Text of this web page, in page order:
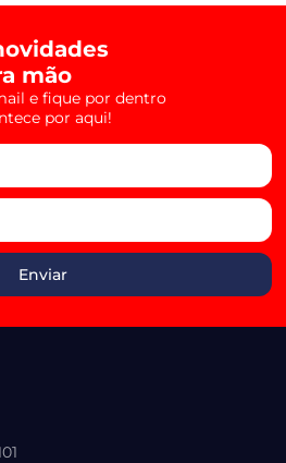
mão
e fique por dentro
por aqui!